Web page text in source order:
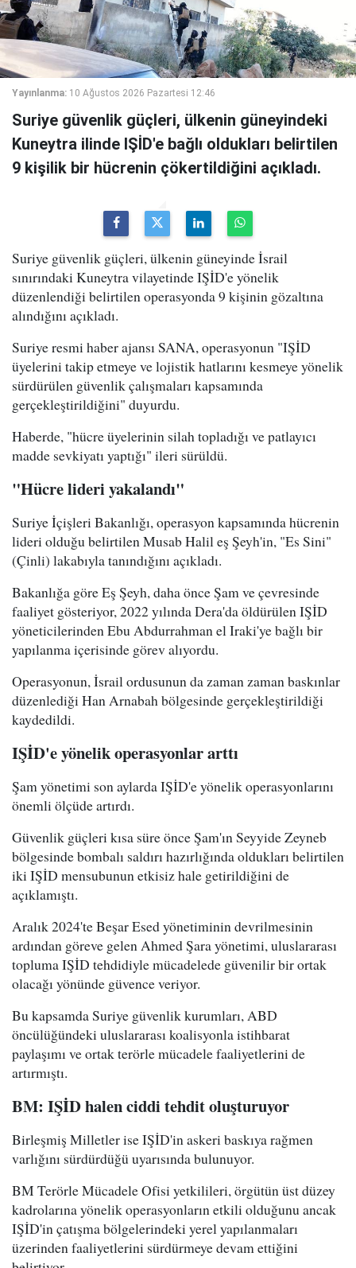
Yayınlanma: 10 Ağustos 2026 Pazartesi 12:46
Suriye güvenlik güçleri, ülkenin güneyindeki
Kuneytra ilinde IŞİD'e bağlı oldukları belirtilen
9 kişilik bir hücrenin çökertildiğini açıkladı.
Suriye güvenlik güçleri, ülkenin güneyinde İsrail
sınırındaki Kuneytra vilayetinde IŞİD'e yönelik
düzenlendiği belirtilen operasyonda 9 kişinin gözaltına
alındığını açıkladı.
Suriye resmi haber ajansı SANA, operasyonun "IŞİD
üyelerini takip etmeye ve lojistik hatlarını kesmeye yönelik
sürdürülen güvenlik çalışmaları kapsamında
gerçekleştirildiğini" duyurdu.
Haberde, "hücre üyelerinin silah topladığı ve patlayıcı
madde sevkiyatı yaptığı" ileri sürüldü.
"Hücre lideri yakalandı"
Suriye İçişleri Bakanlığı, operasyon kapsamında hücrenin
lideri olduğu belirtilen Musab Halil eş Şeyh'in, "Es Sini"
(Çinli) lakabıyla tanındığını açıkladı.
Bakanlığa göre Eş Şeyh, daha önce Şam ve çevresinde
faaliyet gösteriyor, 2022 yılında Dera'da öldürülen IŞİD
yöneticilerinden Ebu Abdurrahman el Iraki'ye bağlı bir
yapılanma içerisinde görev alıyordu.
Operasyonun, İsrail ordusunun da zaman zaman baskınlar
düzenlediği Han Arnabah bölgesinde gerçekleştirildiği
kaydedildi.
IŞİD'e yönelik operasyonlar arttı
Şam yönetimi son aylarda IŞİD'e yönelik operasyonlarını
önemli ölçüde artırdı.
Güvenlik güçleri kısa süre önce Şam'ın Seyyide Zeyneb
bölgesinde bombalı saldırı hazırlığında oldukları belirtilen
iki IŞİD mensubunun etkisiz hale getirildiğini de
açıklamıştı.
Aralık 2024'te Beşar Esed yönetiminin devrilmesinin
ardından göreve gelen Ahmed Şara yönetimi, uluslararası
topluma IŞİD tehdidiyle mücadelede güvenilir bir ortak
olacağı yönünde güvence veriyor.
Bu kapsamda Suriye güvenlik kurumları, ABD
öncülüğündeki uluslararası koalisyonla istihbarat
paylaşımı ve ortak terörle mücadele faaliyetlerini de
artırmıştı.
BM: IŞİD halen ciddi tehdit oluşturuyor
Birleşmiş Milletler ise IŞİD'in askeri baskıya rağmen
varlığını sürdürdüğü uyarısında bulunuyor.
BM Terörle Mücadele Ofisi yetkilileri, örgütün üst düzey
kadrolarına yönelik operasyonların etkili olduğunu ancak
IŞİD'in çatışma bölgelerindeki yerel yapılanmaları
üzerinden faaliyetlerini sürdürmeye devam ettiğini